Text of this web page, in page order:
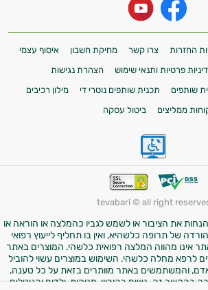
החזרות צרו קשר מחיקת חשבון
איסוף עצמי
פרטיות ותנאי שימוש
הצהרת נגישות
שותפים תכנית שותפים נוטרי די
מילון רכיבים
ממליצים
ביטול עסקה
tevabari © all right
את הציבור או לשמש לגביו כהמלצה או הוראה או
של תרופה כלשהיא, ואין בו תחליף לייעוץ רפואי
אינו מהווה המלצה רפואית כלשהי. המוצרים באתר
לרפא מחלה כלשהי. השימוש במוצרים עשוי להוביל
והמשתמשים באתר מוותרים בזאת על כל טענה,
זה. נשים בהיריון, מניקות, ילדים והנוטלים